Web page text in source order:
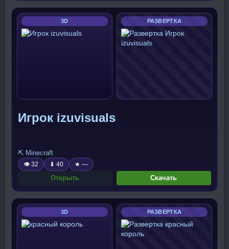
3D РАЗВЕРТКА
Игрок izuvisuals
⛏️ Minecraft
👁 32 ⬇ 40 ★ —
Открыть Скачать
3D РАЗВЕРТКА